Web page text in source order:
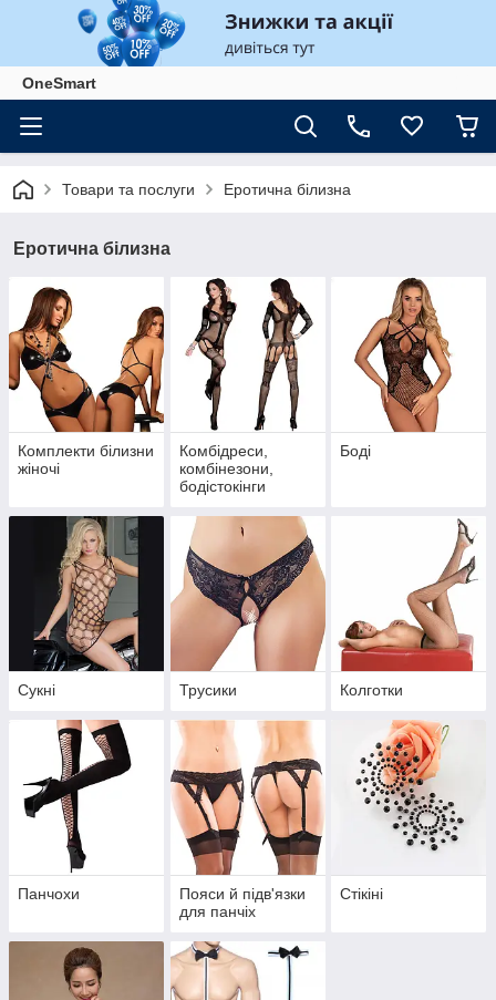
OneSmart
Товари та послуги Еротична білизна
Еротична білизна
Комплекти білизни
жіночі
Комбідреси,
комбінезони,
бодістокінги
Боді
Сукні Трусики Колготки
Панчохи
Пояси й підв'язки
для панчіх
Стікіні